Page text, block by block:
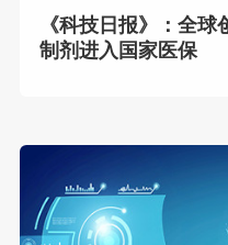
《科技日报》：全
制剂进入国家医保